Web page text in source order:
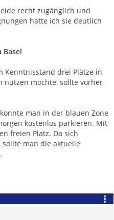
recht zugänglich und
hatte ich sie deutlich
Basel
Kenntnisstand drei Plätze in
nutzen möchte, sollte vorher
man in der blauen Zone
kostenlos parkieren. Mit
freien Platz. Da sich
man die aktuelle